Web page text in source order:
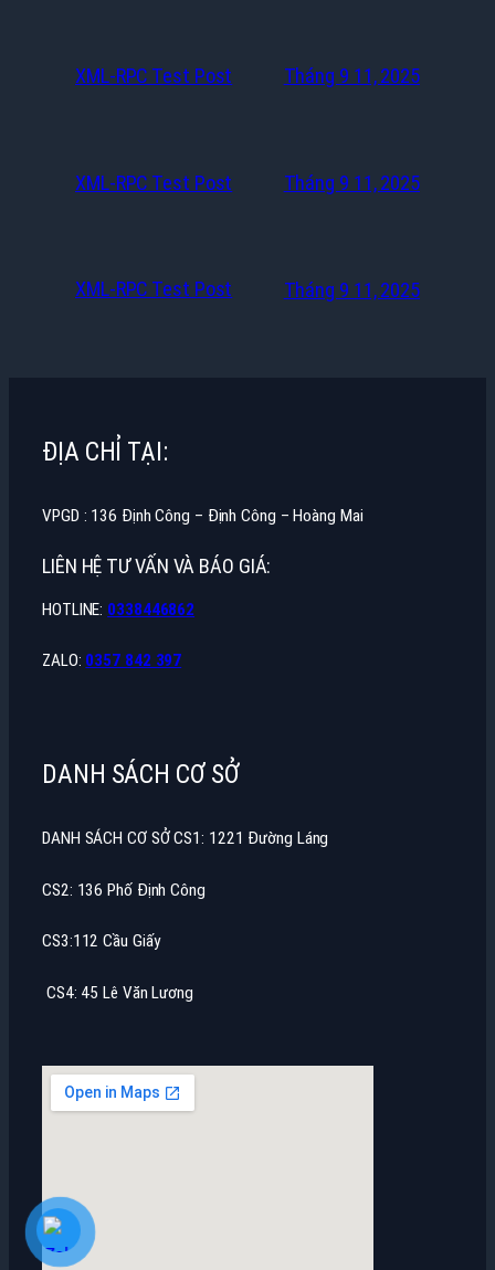
XML-RPC Test Post Tháng 9 11, 2025
XML-RPC Test Post Tháng 9 11, 2025
XML-RPC Test Post Tháng 9 11, 2025
ĐỊA CHỈ TẠI:
VPGD : 136 Định Công – Định Công – Hoàng Mai
LIÊN HỆ TƯ VẤN VÀ BÁO GIÁ:
HOTLINE: 0338446862
ZALO: 0357 842 397
DANH SÁCH CƠ SỞ
DANH SÁCH CƠ SỞ CS1: 1221 Đường Láng
CS2: 136 Phố Định Công
CS3:112 Cầu Giấy
CS4: 45 Lê Văn Lương